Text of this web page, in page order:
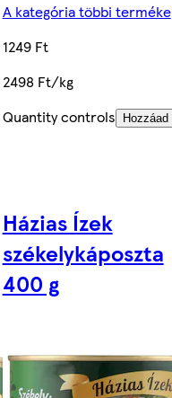
A kategória többi terméke
1249 Ft
2498 Ft/kg
Quantity controls
Hozzáad
Házias Ízek
székelykáposzta
400 g